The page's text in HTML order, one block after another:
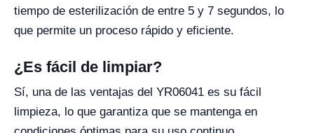
tiempo de esterilización de entre 5 y 7 segundos, lo
que permite un proceso rápido y eficiente.
¿Es fácil de limpiar?
Sí, una de las ventajas del YR06041 es su fácil
limpieza, lo que garantiza que se mantenga en